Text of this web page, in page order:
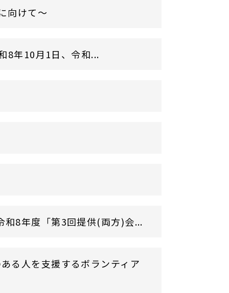
向けて～
8年10月1日、令和...
和8年度「第3回提供(両方)会...
る人を支援するボランティア